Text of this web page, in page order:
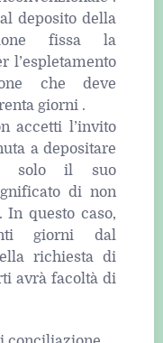
deposito della
fissa la
l’espletamento
che deve
giorni .
accetti l’invito
a depositare
solo il suo
di non
In questo caso,
giorni dal
richiesta di
avrà facoltà di